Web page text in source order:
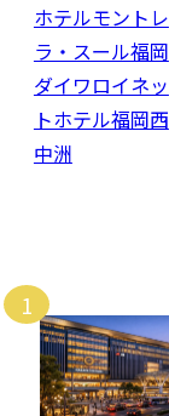
ホテルモントレ
ラ・スール福岡
ダイワロイネッ
トホテル福岡西
中洲
1